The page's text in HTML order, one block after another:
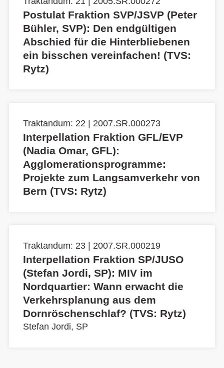
Postulat Fraktion SVP/JSVP (Peter
Bühler, SVP): Den endgültigen
Abschied für die Hinterbliebenen
ein bisschen vereinfachen! (TVS:
Rytz)
Traktandum: 22 | 2007.SR.000273
Interpellation Fraktion GFL/EVP
(Nadia Omar, GFL):
Agglomerationsprogramme:
Projekte zum Langsamverkehr von
Bern (TVS: Rytz)
Traktandum: 23 | 2007.SR.000219
Interpellation Fraktion SP/JUSO
(Stefan Jordi, SP): MIV im
Nordquartier: Wann erwacht die
Verkehrsplanung aus dem
Dornröschenschlaf? (TVS: Rytz)
Stefan Jordi, SP